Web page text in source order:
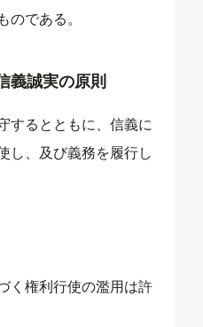
である。
義誠実の原則
するとともに、信義に
し、及び義務を履行し
く権利行使の濫用は許